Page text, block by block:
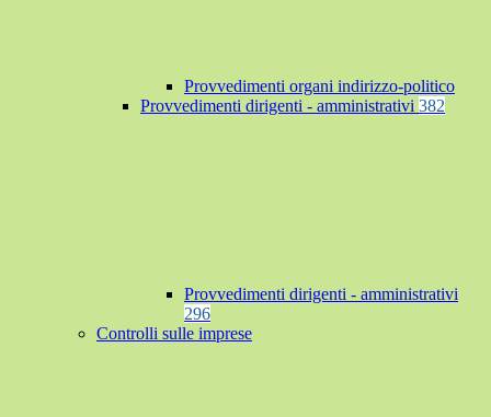
Provvedimenti organi indirizzo-politico
Provvedimenti dirigenti - amministrativi 382
Provvedimenti dirigenti - amministrativi
296
Controlli sulle imprese